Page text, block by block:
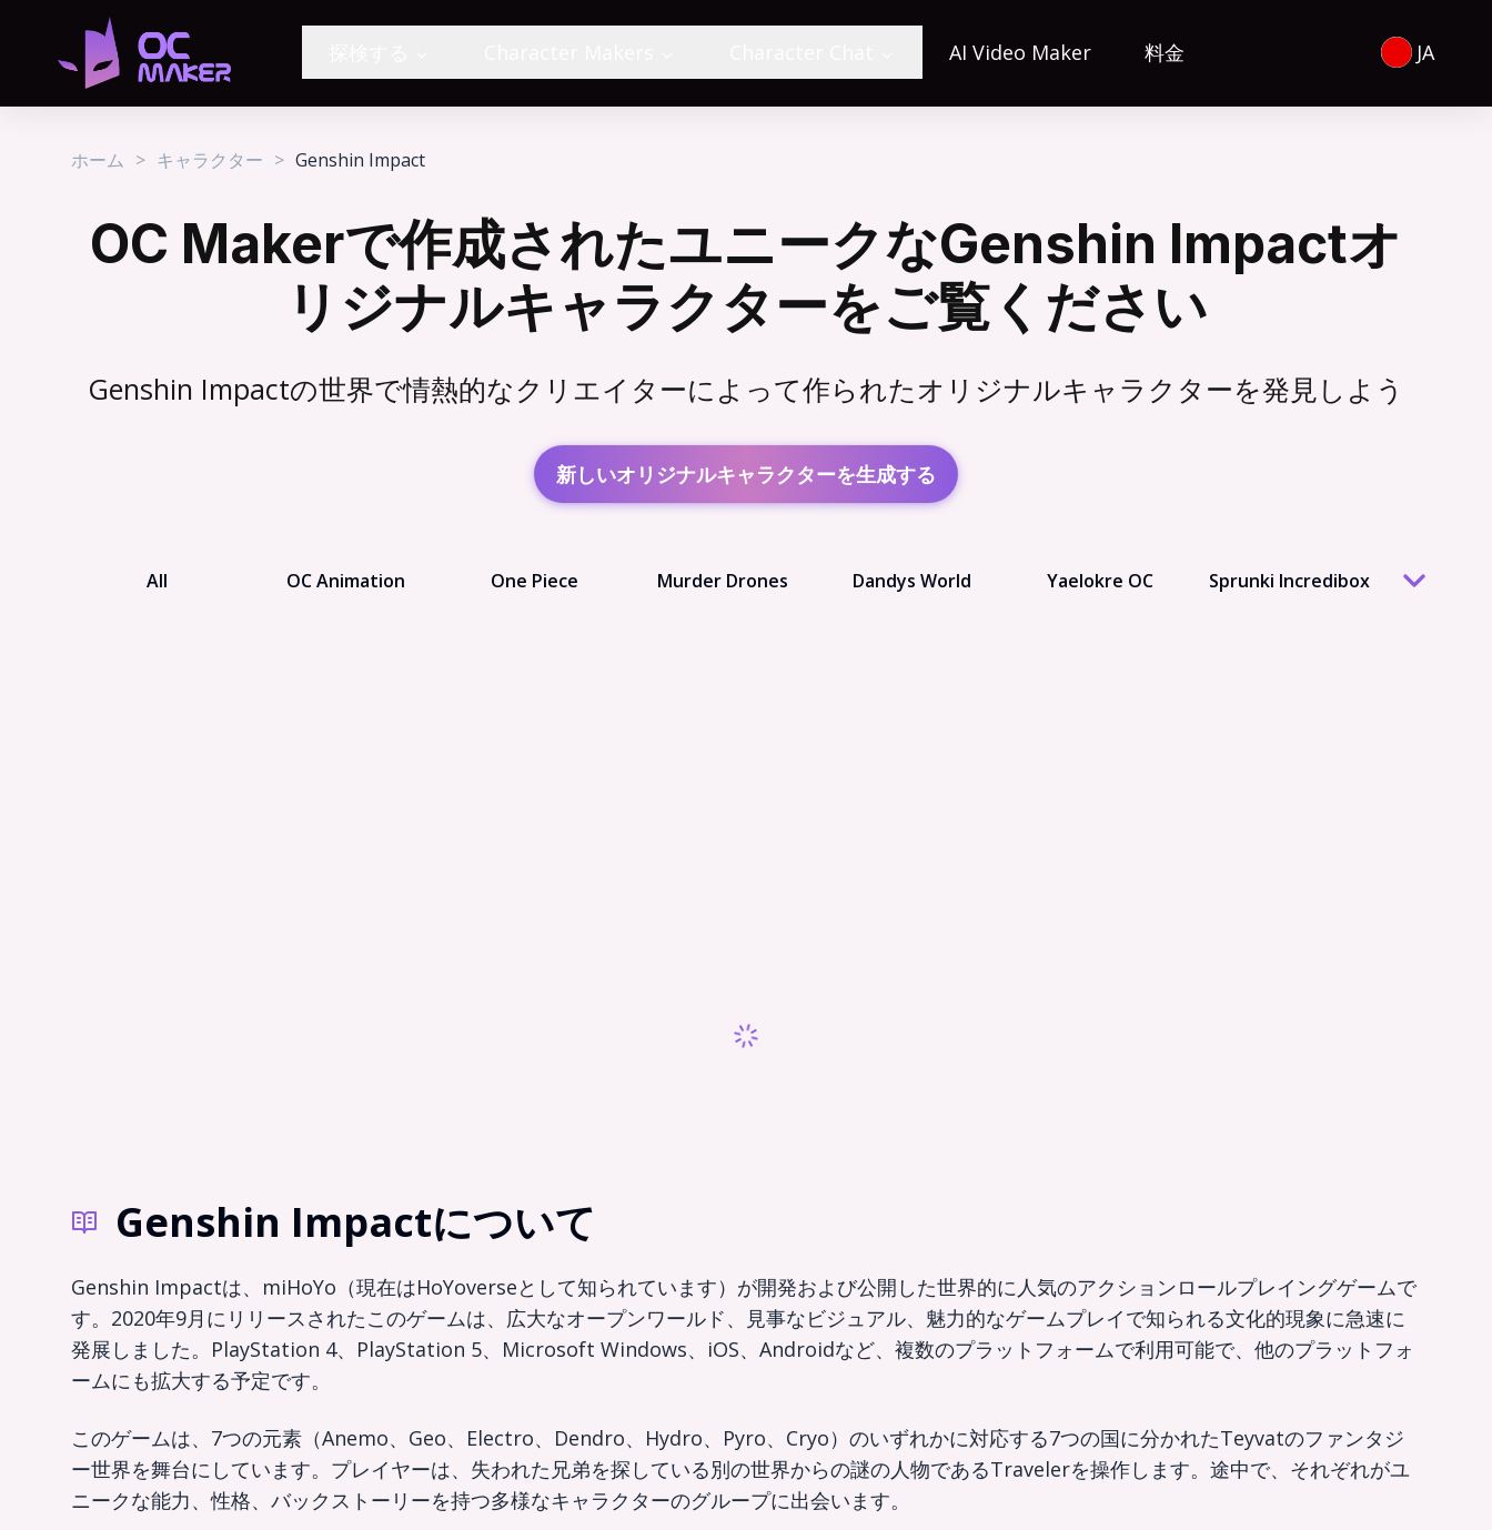
AI Video Maker 料金 JA
ホーム > キャラクター > Genshin Impact
OC Makerで作成されたユニークなGenshin Impactオ
リジナルキャラクターをご覧ください
Genshin Impactの世界で情熱的なクリエイターによって作られたオリジナルキャラクターを発見しよう
新しいオリジナルキャラクターを生成する
All OC Animation One Piece Murder Drones Dandys World Yaelokre OC Sprunki Incredibox
Genshin Impactについて
Genshin Impactは、miHoYo（現在はHoYoverseとして知られています）が開発および公開した世界的に人気のアクションロールプレイングゲームで
す。2020年9月にリリースされたこのゲームは、広大なオープンワールド、見事なビジュアル、魅力的なゲームプレイで知られる文化的現象に急速に
発展しました。PlayStation 4、PlayStation 5、Microsoft Windows、iOS、Androidなど、複数のプラットフォームで利用可能で、他のプラットフォ
ームにも拡大する予定です。
このゲームは、7つの元素（Anemo、Geo、Electro、Dendro、Hydro、Pyro、Cryo）のいずれかに対応する7つの国に分かれたTeyvatのファンタジ
ー世界を舞台にしています。プレイヤーは、失われた兄弟を探している別の世界からの謎の人物であるTravelerを操作します。途中で、それぞれがユ
ニークな能力、性格、バックストーリーを持つ多様なキャラクターのグループに出会います。